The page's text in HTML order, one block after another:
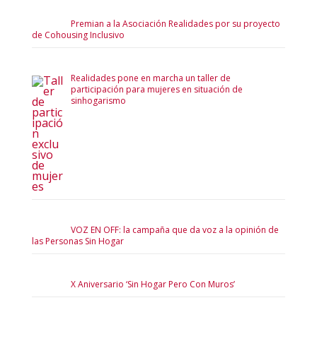
Premian a la Asociación Realidades por su proyecto
de Cohousing Inclusivo
Realidades pone en marcha un taller de
participación para mujeres en situación de
sinhogarismo
VOZ EN OFF: la campaña que da voz a la opinión de
las Personas Sin Hogar
X Aniversario ‘Sin Hogar Pero Con Muros’